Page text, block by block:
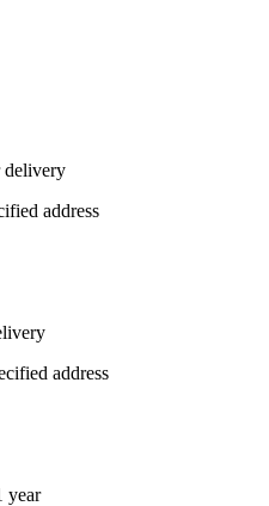
delivery
address
address
year